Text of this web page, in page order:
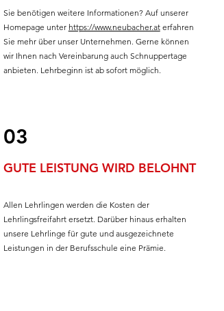
Sie benötigen weitere Informationen? Auf unserer
Homepage unter https://www.neubacher.aterfahren
Sie mehr über unser Unternehmen. Gerne können
wir Ihnen nach Vereinbarung auch Schnuppertage
anbieten. Lehrbeginn ist ab sofort möglich.
03
GUTE LEISTUNG WIRD BELOHNT
Allen Lehrlingen werden die Kosten der
Lehrlingsfreifahrt ersetzt. Darüber hinaus erhalten
unsere Lehrlinge für gute und ausgezeichnete
Leistungen in der Berufsschule eine Prämie.